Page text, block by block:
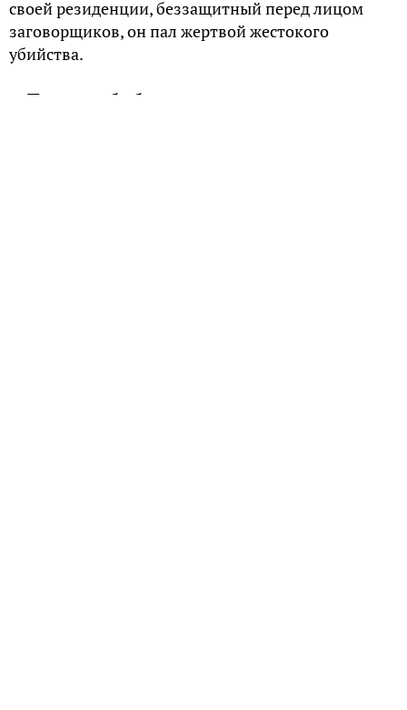
своей резиденции, беззащитный перед лицом
заговорщиков, он пал жертвой жестокого
убийства.
«Повесть об убиении»: взгляд сквозь века